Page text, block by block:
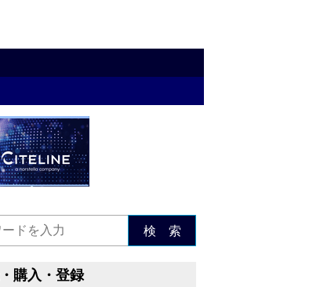
検 索
購入・登録